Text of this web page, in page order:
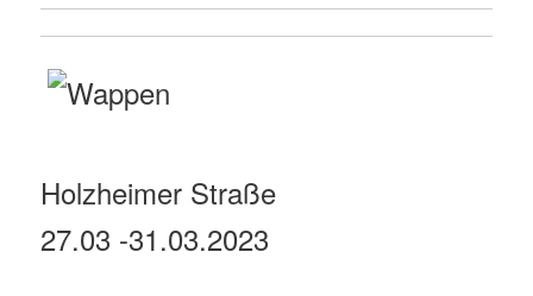
Holzheimer Straße
27.03 -31.03.2023